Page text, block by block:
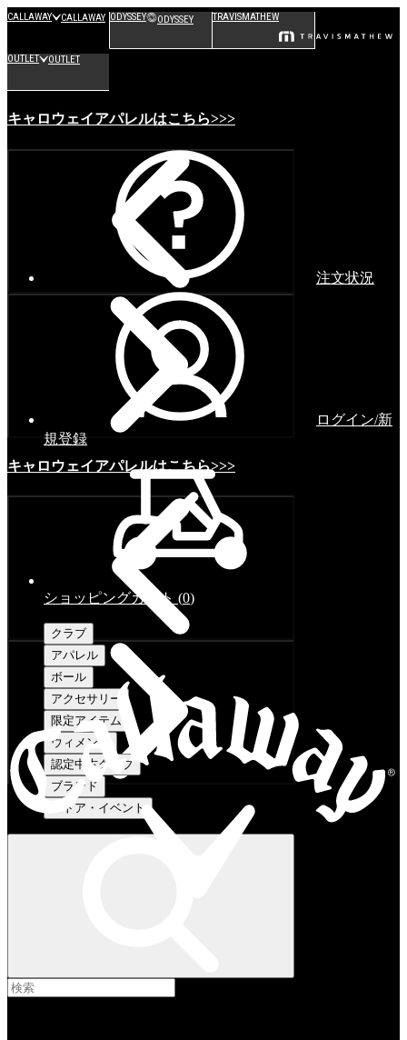
CALLAWAY CALLAWAY ODYSSEY ODYSSEY TRAVISMATHEW
OUTLET OUTLET
キャロウェイアパレルはこちら>>>
キャロウェイアパレルはこちら>>>
注文状況
ログイン/新
規登録
ショッピングカート (0)
クラブ
アパレル
ボール
アクセサリー
限定アイテム
ウィメンズ
認定中古クラブ
ブランド
ストア・イベント